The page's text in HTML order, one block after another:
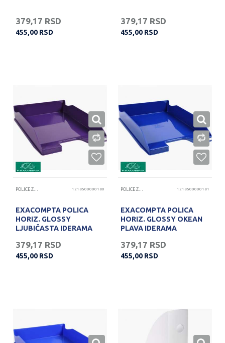
379,17 RSD
455,00 RSD
379,17 RSD
455,00 RSD
POLICE ZA DOKUMENTA 1218500000180
EXACOMPTA POLICA
HORIZ. GLOSSY
LJUBIČASTA IDERAMA
379,17 RSD
455,00 RSD
POLICE ZA DOKUMENTA 1218500000181
EXACOMPTA POLICA
HORIZ. GLOSSY OKEAN
PLAVA IDERAMA
379,17 RSD
455,00 RSD